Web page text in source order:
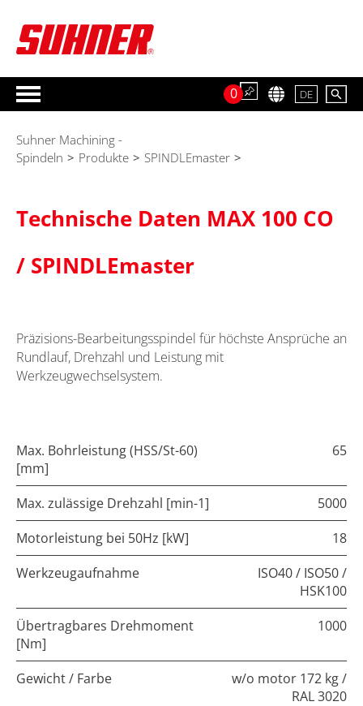
DE
0
Suhner Machining -
Spindeln > Produkte > SPINDLEmaster >
Technische Daten MAX 100 CO
/ SPINDLEmaster
Präzisions-Bearbeitungsspindel für höchste Ansprüche an
Rundlauf, Drehzahl und Leistung mit
Werkzeugwechselsystem.
Max. Bohrleistung (HSS/St-60)
[mm]
65
Max. zulässige Drehzahl [min-1]
5000
Motorleistung bei 50Hz [kW]
18
Werkzeugaufnahme
ISO40 / ISO50 /
HSK100
Übertragbares Drehmoment
[Nm]
1000
Gewicht / Farbe
w/o motor 172 kg /
RAL 3020